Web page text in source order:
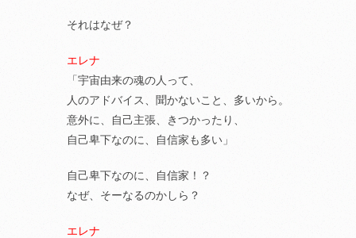
それはなぜ？
エレナ
「宇宙由来の魂の人って、
人のアドバイス、聞かないこと、多いから。
意外に、自己主張、きつかったり、
自己卑下なのに、自信家も多い」
自己卑下なのに、自信家！？
なぜ、そーなるのかしら？
エレナ